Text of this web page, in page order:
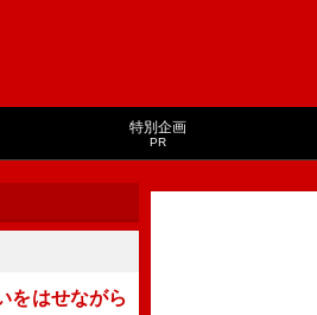
特別企画
PR
をはせながら